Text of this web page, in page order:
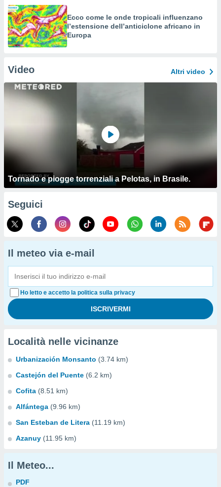
Ecco come le onde tropicali influenzano
l’estensione dell’anticiclone africano in
Europa
Video Altri video
Tornado e piogge torrenziali a Pelotas, in Brasile.
Seguici
Il meteo via e-mail
Ho letto e accetto la politica sulla privacy
Località nelle vicinanze
Urbanización Monsanto (3.74 km)
Castejón del Puente (6.2 km)
Cofita (8.51 km)
Alfántega (9.96 km)
San Esteban de Litera (11.19 km)
Azanuy (11.95 km)
Il Meteo...
PDF